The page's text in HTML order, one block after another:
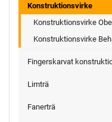
Konstruktionsvirke
Konstruktionsvirke
Konstruktionsvirke
Fingerskarvat
Limträ
Fanerträ